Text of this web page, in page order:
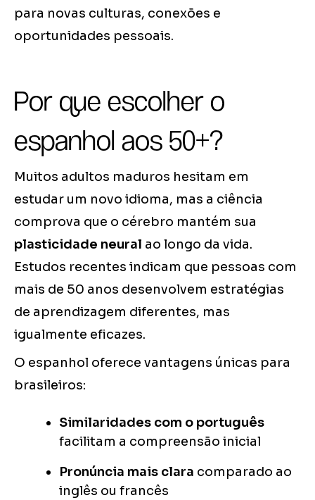
para novas culturas, conexões e
oportunidades pessoais.
Por que escolher o
espanhol aos 50+?
Muitos adultos maduros hesitam em
estudar um novo idioma, mas a ciência
comprova que o cérebro mantém sua
plasticidade neural ao longo da vida.
Estudos recentes indicam que pessoas com
mais de 50 anos desenvolvem estratégias
de aprendizagem diferentes, mas
igualmente eficazes.
O espanhol oferece vantagens únicas para
brasileiros:
Similaridades com o português
facilitam a compreensão inicial
Pronúncia mais clara comparado ao
inglês ou francês